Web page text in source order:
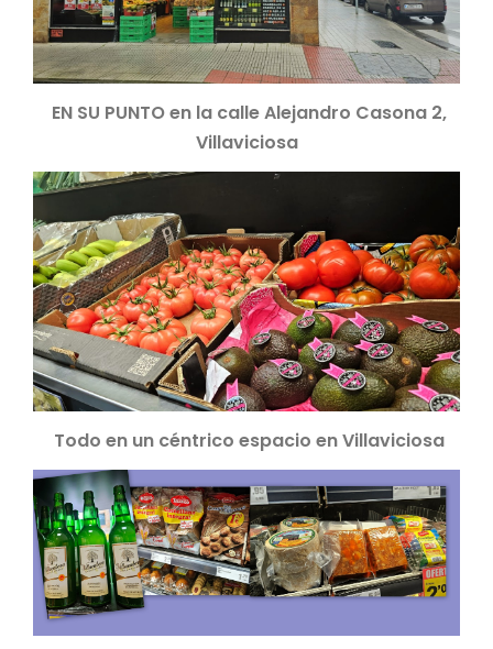
EN SU PUNTO en la calle Alejandro Casona 2,
Villaviciosa
Todo en un céntrico espacio en Villaviciosa